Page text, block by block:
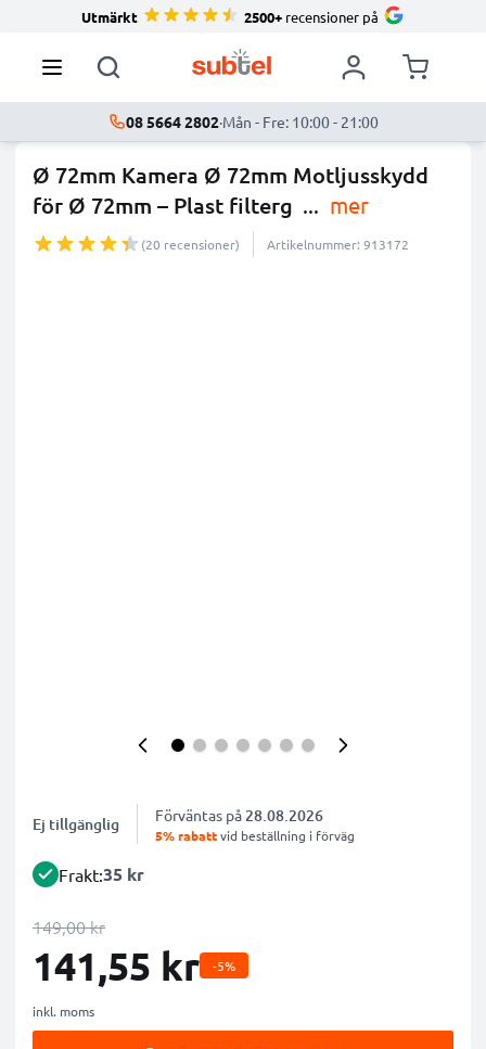
Utmärkt 2500+ recensioner på
08 5664 2802·Mån - Fre: 10:00 - 21:00
Ø 72mm Kamera Ø 72mm Motljusskydd
för Ø 72mm – Plast filterg ... mer
(20 recensioner) Artikelnummer: 913172
Ej tillgänglig Förväntas på 28.08.2026
5% rabattvid beställning i förväg
Frakt:35 kr
149,00 kr
141,55 kr -5%
inkl. moms